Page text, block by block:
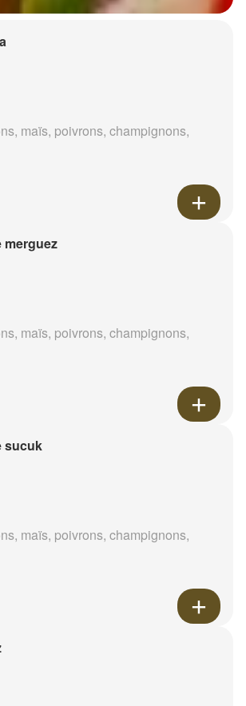
maïs, poivrons, champignons,
merguez
maïs, poivrons, champignons,
sucuk
maïs, poivrons, champignons,